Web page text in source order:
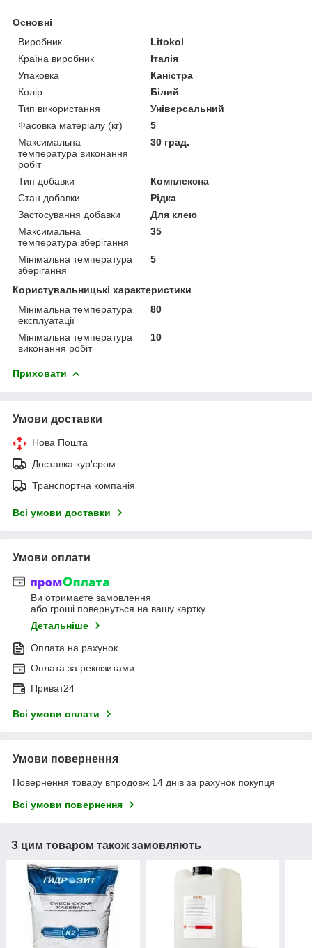
Основні
Виробник
Litokol
Країна виробник
Італія
Упаковка
Каністра
Колір
Білий
Тип використання
Універсальний
Фасовка матеріалу (кг)
5
Максимальна
температура виконання
робіт
30 град.
Тип добавки
Комплексна
Стан добавки
Рідка
Застосування добавки
Для клею
Максимальна
температура зберігання
35
Мінімальна температура
зберігання
5
Користувальницькі характеристики
Мінімальна температура
експлуатації
80
Мінімальна температура
виконання робіт
10
Приховати
Умови доставки
Нова Пошта
Доставка кур'єром
Транспортна компанія
Всі умови доставки
Умови оплати
Ви отримаєте замовлення
або гроші повернуться на вашу картку
Детальніше
Оплата на рахунок
Оплата за реквізитами
Приват24
Всі умови оплати
Умови повернення
Повернення товару впродовж 14 днів за рахунок покупця
Всі умови повернення
З цим товаром також замовляють